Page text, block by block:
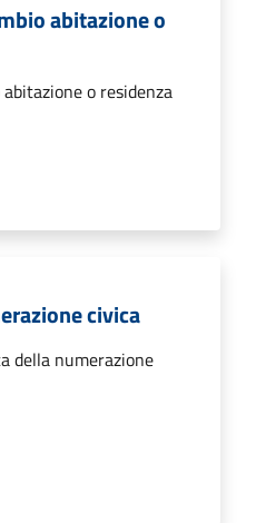
abitazione o
o residenza
civica
della numerazione